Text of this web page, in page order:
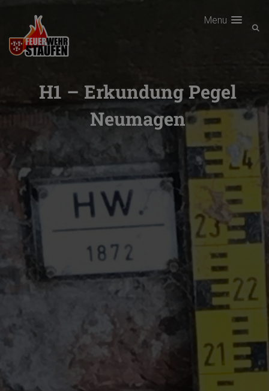
Menu
H1 – Erkundung Pegel
Neumagen